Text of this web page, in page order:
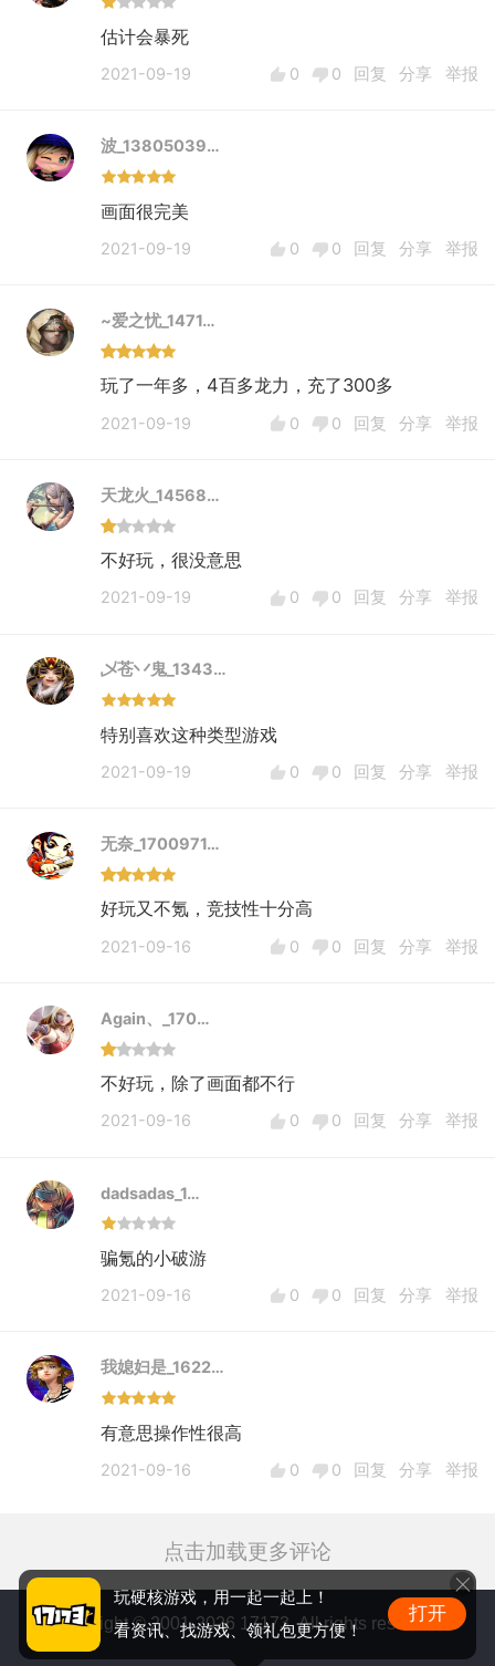
估计会暴死
2021-09-19 0 0 回复 分享 举报
波_13805039…
画面很完美
2021-09-19 0 0 回复 分享 举报
~爱之忧_1471…
玩了一年多，4百多龙力，充了300多
2021-09-19 0 0 回复 分享 举报
天龙火_14568…
不好玩，很没意思
2021-09-19 0 0 回复 分享 举报
乄苍丷鬼_1343…
特别喜欢这种类型游戏
2021-09-19 0 0 回复 分享 举报
无奈_1700971…
好玩又不氪，竞技性十分高
2021-09-16 0 0 回复 分享 举报
Again、_170…
不好玩，除了画面都不行
2021-09-16 0 0 回复 分享 举报
dadsadas_1…
骗氪的小破游
2021-09-16 0 0 回复 分享 举报
我媳妇是_1622…
有意思操作性很高
2021-09-16 0 0 回复 分享 举报
点击加载更多评论
Copyright © 2001-2026 17173. All rights reserved.
玩硬核游戏，用一起一起上！
看资讯、找游戏、领礼包更方便！
打开